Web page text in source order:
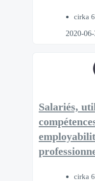
cirka
2020-
Salariés,
cirka